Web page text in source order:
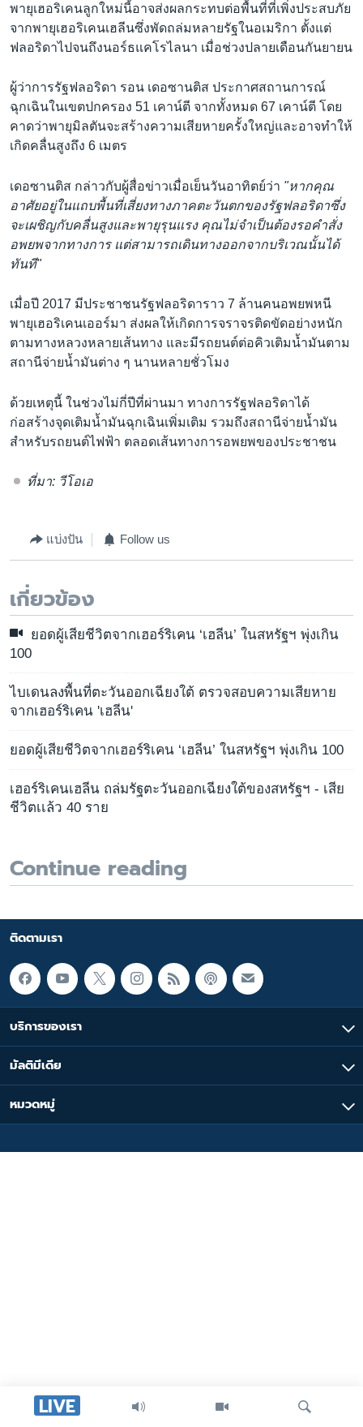
LIVE
พายุเฮอริเคนลูกใหม่นี้อาจส่งผลกระทบต่อพื้นที่ที่เพิ่งประสบภัย
จากพายุเฮอริเคนเฮลีนซึ่งพัดถล่มหลายรัฐในอเมริกา ตั้งแต่
ฟลอริดาไปจนถึงนอร์ธแคโรไลนา เมื่อช่วงปลายเดือนกันยายน
ผู้ว่าการรัฐฟลอริดา รอน เดอซานติส ประกาศสถานการณ์
ฉุกเฉินในเขตปกครอง 51 เคาน์ตี จากทั้งหมด 67 เคาน์ตี โดย
คาดว่าพายุมิลตันจะสร้างความเสียหายครั้งใหญ่และอาจทำให้
เกิดคลื่นสูงถึง 6 เมตร
เดอซานติส กล่าวกับผู้สื่อข่าวเมื่อเย็นวันอาทิตย์ว่า "หากคุณ
อาศัยอยู่ในแถบพื้นที่เสี่ยงทางภาคตะวันตกของรัฐฟลอริดาซึ่ง
จะเผชิญกับคลื่นสูงและพายุรุนแรง คุณไม่จำเป็นต้องรอคำสั่ง
อพยพจากทางการ แต่สามารถเดินทางออกจากบริเวณนั้นได้
ทันที"
เมื่อปี 2017 มีประชาชนรัฐฟลอริดาราว 7 ล้านคนอพยพหนี
พายุเฮอริเคนเออร์มา ส่งผลให้เกิดการจราจรติดขัดอย่างหนัก
ตามทางหลวงหลายเส้นทาง และมีรถยนต์ต่อคิวเติมน้ำมันตาม
สถานีจ่ายน้ำมันต่าง ๆ นานหลายชั่วโมง
ด้วยเหตุนี้ ในช่วงไม่กี่ปีที่ผ่านมา ทางการรัฐฟลอริดาได้
ก่อสร้างจุดเติมน้ำมันฉุกเฉินเพิ่มเติม รวมถึงสถานีจ่ายน้ำมัน
สำหรับรถยนต์ไฟฟ้า ตลอดเส้นทางการอพยพของประชาชน
ที่มา: วีโอเอ
แบ่งปัน Follow us
เกี่ยวข้อง
ยอดผู้เสียชีวิตจากเฮอร์ริเคน ‘เฮลีน’ ในสหรัฐฯ พุ่งเกิน
100
ไบเดนลงพื้นที่ตะวันออกเฉียงใต้ ตรวจสอบความเสียหาย
จากเฮอร์ริเคน 'เฮลีน'
ยอดผู้เสียชีวิตจากเฮอร์ริเคน ‘เฮลีน’ ในสหรัฐฯ พุ่งเกิน 100
เฮอร์ริเคนเฮลีน ถล่มรัฐตะวันออกเฉียงใต้ของสหรัฐฯ - เสีย
ชีวิตเเล้ว 40 ราย
Continue reading
ติดตามเรา
บริการของเรา
มัลติมีเดีย
หมวดหมู่